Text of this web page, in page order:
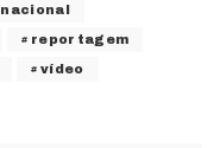
reportagem
vídeo